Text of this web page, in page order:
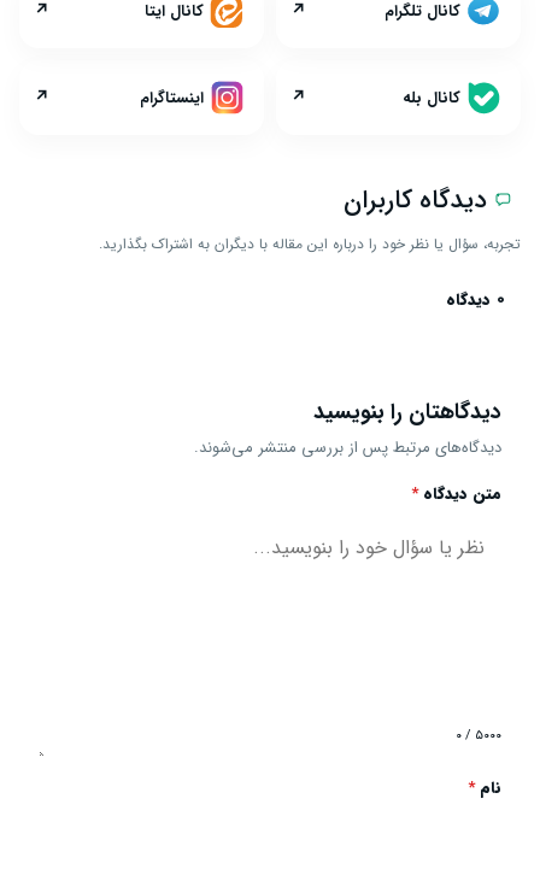
کانال تلگرام ↗ کانال ایتا ↗
کانال بله ↗ اینستاگرام ↗
دیدگاه کاربران
تجربه، سؤال یا نظر خود را درباره این مقاله با دیگران به اشتراک بگذارید.
0 دیدگاه
دیدگاهتان را بنویسید
دیدگاه‌های مرتبط پس از بررسی منتشر می‌شوند.
متن دیدگاه*
۰ / ۵۰۰۰
نام*